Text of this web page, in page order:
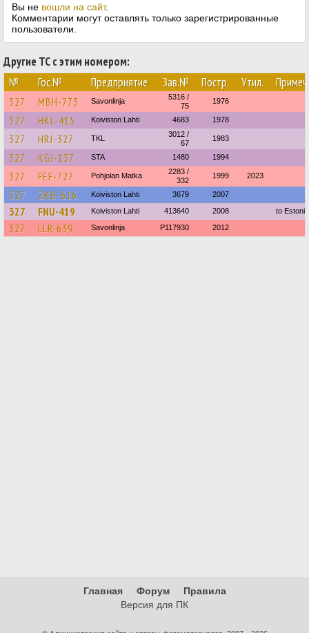
Вы не вошли на сайт.
Комментарии могут оставлять только зарегистрированные
пользователи.
Другие ТС с этим номером:
№
Гос.№ Предприятие Зав.№ Постр. Утил.
327 MBH-773 Savonlinja
5316 /
75
1976
327 HKL-415 Koiviston Lahti 4683 1978
327 HRJ-327 TKL
3012 /
67
1983
327 KGJ-137 STA 1480 1994
327 FEF-727 Pohjolan Matka
2283 /
332
1999 2023
327 ZKB-616 Koiviston Lahti 3679 2007
327 FNU-419 Koiviston Lahti 413640 2008 to Estonia
327 LLR-639 Savonlinja P117930 2012
Главная Форум
Правила
Версия для ПК